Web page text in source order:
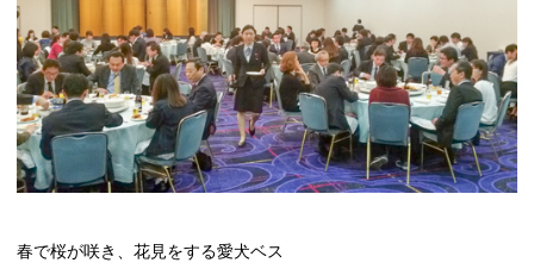
春で桜が咲き、花見をする愛犬ベス